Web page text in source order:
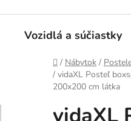
Vozidlá a súčiastky
Domov
/ Nábytok /
/ vidaXL Posteľ
200x200 cm látka